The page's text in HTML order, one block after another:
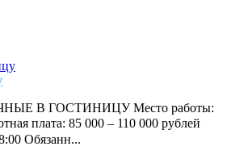
В ГОСТИНИЦУ Место работы:
плата: 85 000 – 110 000 рублей
Обязанн...